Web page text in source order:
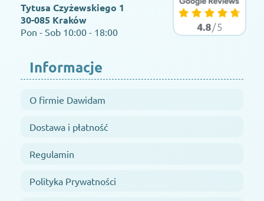
Tytusa Czyżewskiego 1
30-085 Kraków
Pon - Sob 10:00 - 18:00
Informacje
O firmie Dawidam
Dostawa i płatność
Regulamin
Polityka Prywatności